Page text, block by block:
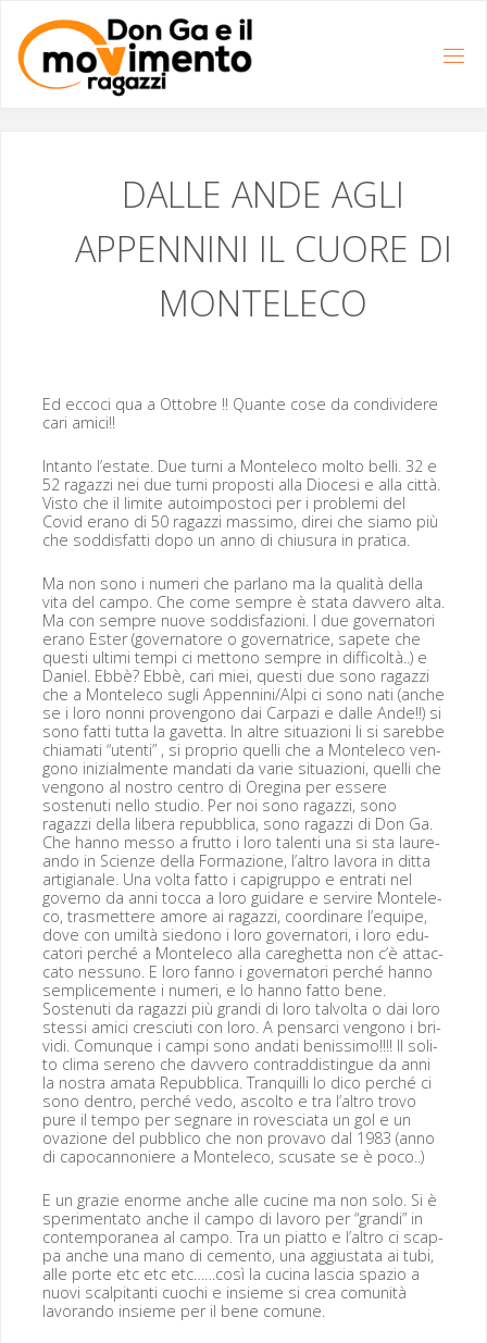
contenuto
DALLE ANDE AGLI
APPENNINI IL CUORE DI
MONTELECO
Ed ecco­ci qua a Otto­bre !! Quante cose da con­di­videre
cari amici!!
Intan­to l’estate. Due turni a Mon­t­ele­co molto bel­li. 32 e
52 ragazzi nei due turni pro­posti alla Dio­ce­si e alla cit­tà.
Vis­to che il lim­ite autoim­pos­to­ci per i prob­le­mi del
Covid era­no di 50 ragazzi mas­si­mo, direi che siamo più
che sod­dis­fat­ti dopo un anno di chiusura in pratica.
Ma non sono i numeri che par­lano ma la qual­ità del­la
vita del cam­po. Che come sem­pre è sta­ta davvero alta.
Ma con sem­pre nuove sod­dis­fazioni. I due gov­er­na­tori
era­no Ester (gov­er­na­tore o gov­er­na­trice, sapete che
questi ulti­mi tem­pi ci met­tono sem­pre in dif­fi­coltà..) e
Daniel. Ebbè? Ebbè, cari miei, questi due sono ragazzi
che a Mon­t­ele­co sug­li Appennini/Alpi ci sono nati (anche
se i loro non­ni proven­gono dai Carpazi e dalle Ande!!) si
sono fat­ti tut­ta la gavet­ta. In altre situ­azioni li si sarebbe
chia­mati “uten­ti” , si pro­prio quel­li che a Mon­t­ele­co ven­
gono inizial­mente man­dati da varie situ­azioni, quel­li che
ven­gono al nos­tro cen­tro di Oregi­na per essere
sostenu­ti nel­lo stu­dio. Per noi sono ragazzi, sono
ragazzi del­la lib­era repub­bli­ca, sono ragazzi di Don Ga.
Che han­no mes­so a frut­to i loro tal­en­ti una si sta lau­re­
an­do in Scien­ze del­la For­mazione, l’altro lavo­ra in dit­ta
arti­gianale. Una vol­ta fat­to i capi­grup­po e entrati nel
gov­er­no da anni toc­ca a loro guidare e servire Mon­t­ele­
co, trasmet­tere amore ai ragazzi, coor­dinare l’equipe,
dove con umiltà siedono i loro gov­er­na­tori, i loro edu­
ca­tori per­ché a Mon­t­ele­co alla careghet­ta non c’è attac­
ca­to nes­suno. E loro fan­no i gov­er­na­tori per­ché han­no
sem­plice­mente i numeri, e lo han­no fat­to bene.
Sostenu­ti da ragazzi più gran­di di loro tal­vol­ta o dai loro
stes­si ami­ci cresciu­ti con loro. A pen­sar­ci ven­gono i bri­
v­i­di. Comunque i campi sono andati benis­si­mo!!!! Il soli­
to cli­ma sereno che davvero con­trad­dis­tingue da anni
la nos­tra ama­ta Repub­bli­ca. Tran­quil­li lo dico per­ché ci
sono den­tro, per­ché vedo, ascolto e tra l’altro tro­vo
pure il tem­po per seg­nare in roves­ci­a­ta un gol e un
ovazione del pub­bli­co che non prova­vo dal 1983 (anno
di capoc­an­non­iere a Mon­t­ele­co, scusate se è poco..)
E un gra­zie enorme anche alle cucine ma non solo. Si è
sper­i­men­ta­to anche il cam­po di lavoro per “gran­di” in
con­tem­po­ranea al cam­po. Tra un piat­to e l’altro ci scap­
pa anche una mano di cemen­to, una aggius­ta­ta ai tubi,
alle porte etc etc etc……così la cuci­na las­cia spazio a
nuovi scal­pi­tan­ti cuochi e insieme si crea comu­nità
lavo­ran­do insieme per il bene comune.